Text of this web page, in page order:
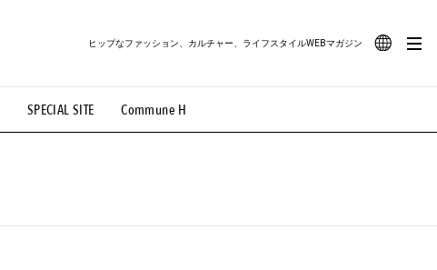
SPECIAL SITE Commune H
ヒップなファッション、カルチャー、ライフスタイルWEBマガジン
#路地裏てぃーん。 #MONTHLY JOURNAL
#MOVIE #LIFESTYLE #SNEAKER #OUTDOOR